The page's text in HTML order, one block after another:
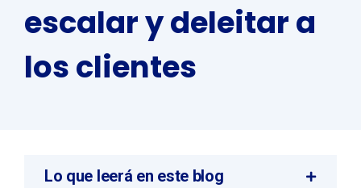
escalar y deleitar a
los clientes
Lo que leerá en este blog